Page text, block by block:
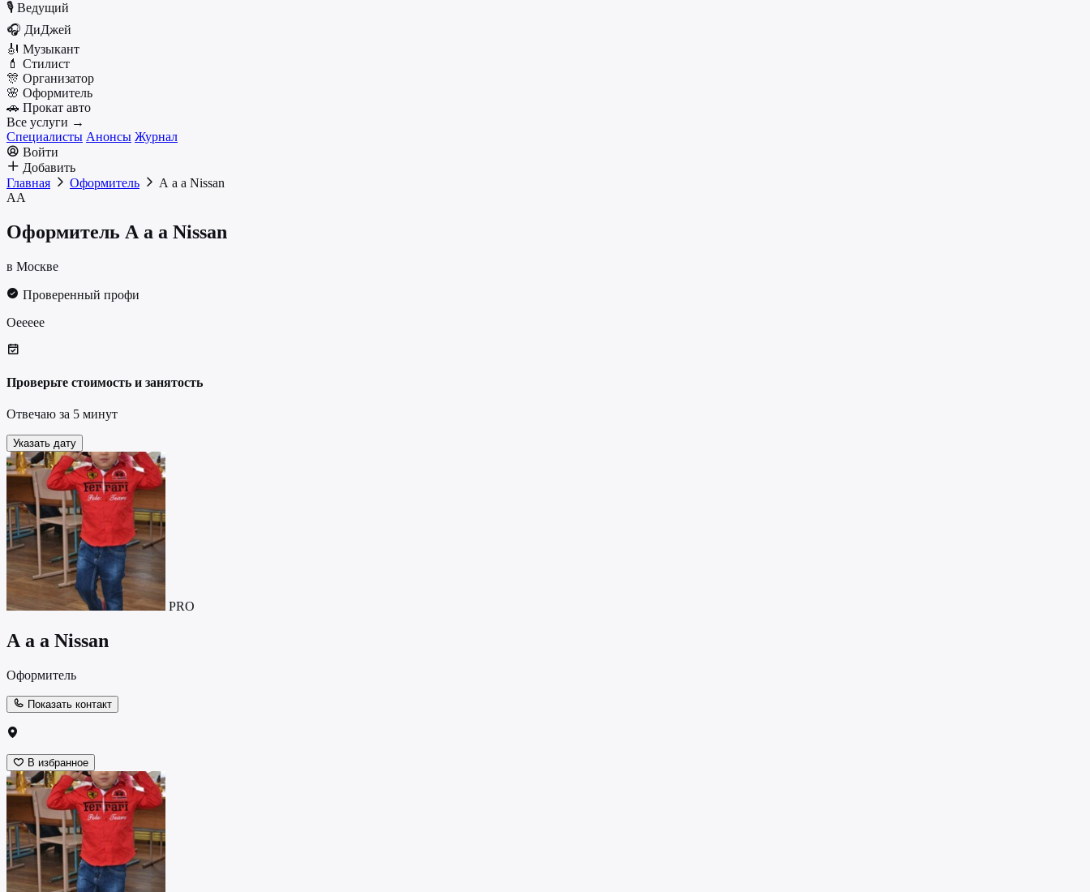
🎙️ Ведущий
🎧 ДиДжей
🎻 Музыкант
💄 Стилист
🎊 Организатор
🌸 Оформитель
🚗 Прокат авто
Все услуги →
Специалисты Анонсы Журнал
Войти
Добавить
Главная
Оформитель
А а а Nissan
АА
Оформитель А а а Nissan
в Москве
Проверенный профи
Оеееее
Проверьте стоимость и занятость
Отвечаю за 5 минут
Указать дату
PRO
А а а Nissan
Оформитель
Показать контакт
В избранное